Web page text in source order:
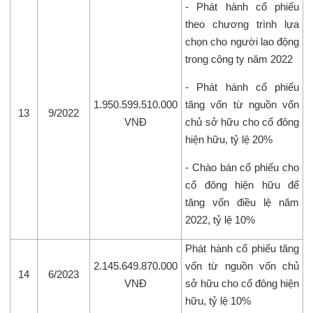
13 9/2022
1.950.599.510.000
VNĐ
- Phát hành cổ phiếu
theo chương trình lựa
chọn cho người lao động
trong công ty năm 2022
- Phát hành cổ phiếu
tăng vốn từ nguồn vốn
chủ sở hữu cho cổ đông
hiện hữu, tỷ lệ 20%
- Chào bán cổ phiếu cho
cổ đông hiện hữu để
tăng vốn điều lệ năm
2022, tỷ lệ 10%
14 6/2023
2.145.649.870.000
VNĐ
Phát hành cổ phiếu tăng
vốn từ nguồn vốn chủ
sở hữu cho cổ đông hiện
hữu, tỷ lệ 10%